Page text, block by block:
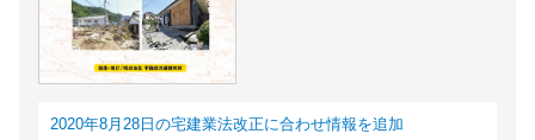
2020年8月28日の宅建業法改正に合わせ情報を追加